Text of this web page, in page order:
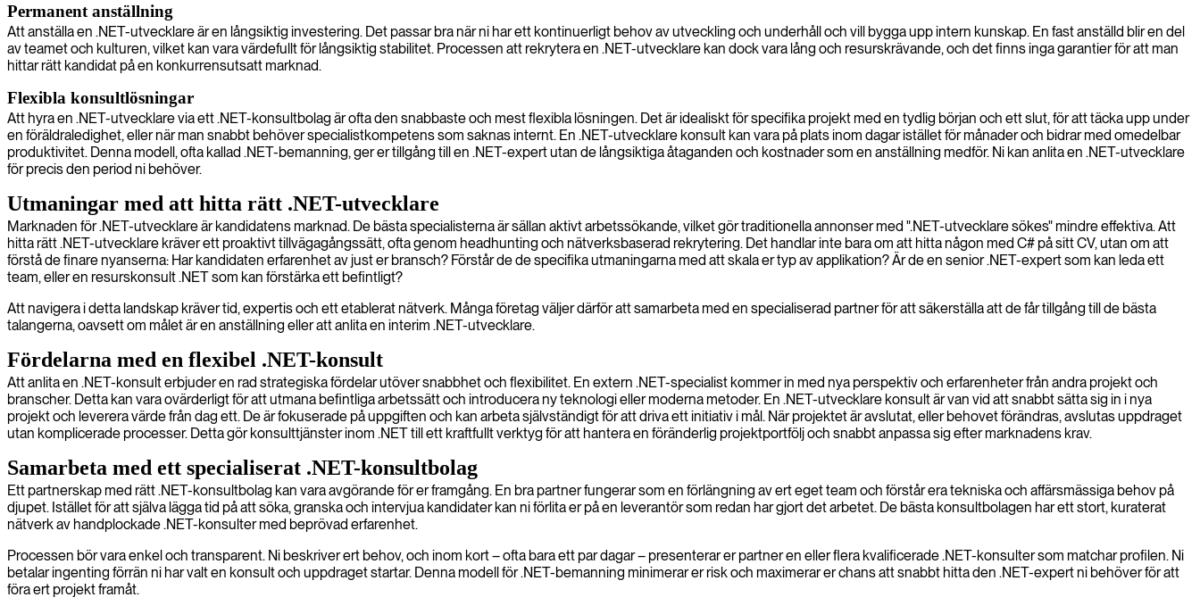
Permanent anställning
Att anställa en .NET-utvecklare är en långsiktig investering. Det passar bra när ni har ett kontinuerligt behov av utveckling och underhåll och vill bygga upp intern kunskap. En fast anställd blir en del
av teamet och kulturen, vilket kan vara värdefullt för långsiktig stabilitet. Processen att rekrytera en .NET-utvecklare kan dock vara lång och resurskrävande, och det finns inga garantier för att man
hittar rätt kandidat på en konkurrensutsatt marknad.
Flexibla konsultlösningar
Att hyra en .NET-utvecklare via ett .NET-konsultbolag är ofta den snabbaste och mest flexibla lösningen. Det är idealiskt för specifika projekt med en tydlig början och ett slut, för att täcka upp under
en föräldraledighet, eller när man snabbt behöver specialistkompetens som saknas internt. En .NET-utvecklare konsult kan vara på plats inom dagar istället för månader och bidrar med omedelbar
produktivitet. Denna modell, ofta kallad .NET-bemanning, ger er tillgång till en .NET-expert utan de långsiktiga åtaganden och kostnader som en anställning medför. Ni kan anlita en .NET-utvecklare
för precis den period ni behöver.
Utmaningar med att hitta rätt .NET-utvecklare
Marknaden för .NET-utvecklare är kandidatens marknad. De bästa specialisterna är sällan aktivt arbetssökande, vilket gör traditionella annonser med ".NET-utvecklare sökes" mindre effektiva. Att
hitta rätt .NET-utvecklare kräver ett proaktivt tillvägagångssätt, ofta genom headhunting och nätverksbaserad rekrytering. Det handlar inte bara om att hitta någon med C# på sitt CV, utan om att
förstå de finare nyanserna: Har kandidaten erfarenhet av just er bransch? Förstår de de specifika utmaningarna med att skala er typ av applikation? Är de en senior .NET-expert som kan leda ett
team, eller en resurskonsult .NET som kan förstärka ett befintligt?
Att navigera i detta landskap kräver tid, expertis och ett etablerat nätverk. Många företag väljer därför att samarbeta med en specialiserad partner för att säkerställa att de får tillgång till de bästa
talangerna, oavsett om målet är en anställning eller att anlita en interim .NET-utvecklare.
Fördelarna med en flexibel .NET-konsult
Att anlita en .NET-konsult erbjuder en rad strategiska fördelar utöver snabbhet och flexibilitet. En extern .NET-specialist kommer in med nya perspektiv och erfarenheter från andra projekt och
branscher. Detta kan vara ovärderligt för att utmana befintliga arbetssätt och introducera ny teknologi eller moderna metoder. En .NET-utvecklare konsult är van vid att snabbt sätta sig in i nya
projekt och leverera värde från dag ett. De är fokuserade på uppgiften och kan arbeta självständigt för att driva ett initiativ i mål. När projektet är avslutat, eller behovet förändras, avslutas uppdraget
utan komplicerade processer. Detta gör konsulttjänster inom .NET till ett kraftfullt verktyg för att hantera en föränderlig projektportfölj och snabbt anpassa sig efter marknadens krav.
Samarbeta med ett specialiserat .NET-konsultbolag
Ett partnerskap med rätt .NET-konsultbolag kan vara avgörande för er framgång. En bra partner fungerar som en förlängning av ert eget team och förstår era tekniska och affärsmässiga behov på
djupet. Istället för att själva lägga tid på att söka, granska och intervjua kandidater kan ni förlita er på en leverantör som redan har gjort det arbetet. De bästa konsultbolagen har ett stort, kuraterat
nätverk av handplockade .NET-konsulter med beprövad erfarenhet.
Processen bör vara enkel och transparent. Ni beskriver ert behov, och inom kort – ofta bara ett par dagar – presenterar er partner en eller flera kvalificerade .NET-konsulter som matchar profilen. Ni
betalar ingenting förrän ni har valt en konsult och uppdraget startar. Denna modell för .NET-bemanning minimerar er risk och maximerar er chans att snabbt hitta den .NET-expert ni behöver för att
föra ert projekt framåt.